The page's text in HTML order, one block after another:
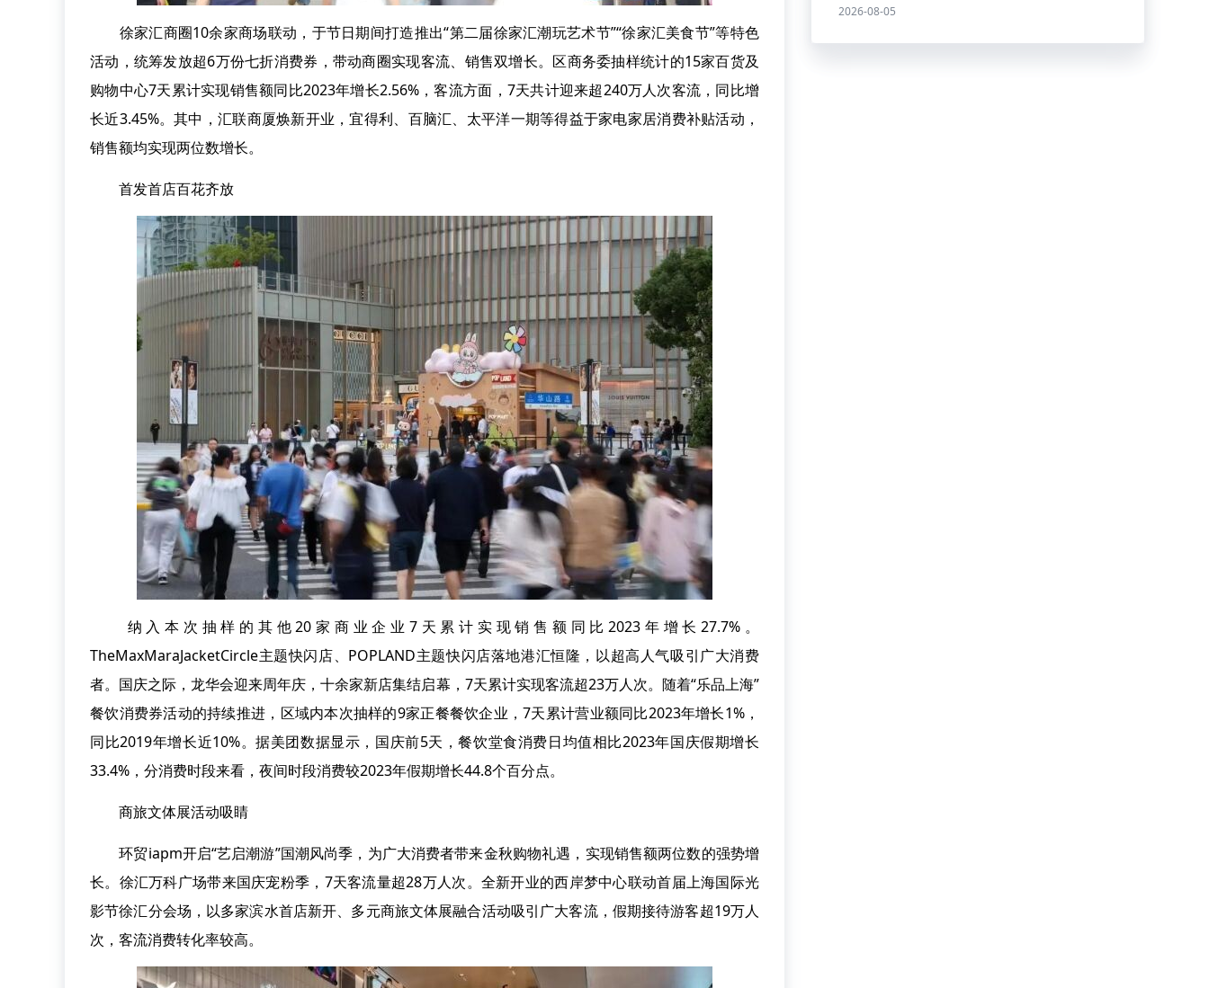
徐家汇商圈10余家商场联动，于节日期间打造推出“第二届徐家汇潮玩艺术节”“徐家汇美食节”等特色
活动，统筹发放超6万份七折消费券，带动商圈实现客流、销售双增长。区商务委抽样统计的15家百货及
购物中心7天累计实现销售额同比2023年增长2.56%，客流方面，7天共计迎来超240万人次客流，同比增
长近3.45%。其中，汇联商厦焕新开业，宜得利、百脑汇、太平洋一期等得益于家电家居消费补贴活动，
销售额均实现两位数增长。
首发首店百花齐放
纳入本次抽样的其他20家商业企业7天累计实现销售额同比2023年增长27.7%。
TheMaxMaraJacketCircle主题快闪店、POPLAND主题快闪店落地港汇恒隆，以超高人气吸引广大消费
者。国庆之际，龙华会迎来周年庆，十余家新店集结启幕，7天累计实现客流超23万人次。随着“乐品上海”
餐饮消费券活动的持续推进，区域内本次抽样的9家正餐餐饮企业，7天累计营业额同比2023年增长1%，
同比2019年增长近10%。据美团数据显示，国庆前5天，餐饮堂食消费日均值相比2023年国庆假期增长
33.4%，分消费时段来看，夜间时段消费较2023年假期增长44.8个百分点。
商旅文体展活动吸睛
环贸iapm开启“艺启潮游”国潮风尚季，为广大消费者带来金秋购物礼遇，实现销售额两位数的强势增
长。徐汇万科广场带来国庆宠粉季，7天客流量超28万人次。全新开业的西岸梦中心联动首届上海国际光
影节徐汇分会场，以多家滨水首店新开、多元商旅文体展融合活动吸引广大客流，假期接待游客超19万人
次，客流消费转化率较高。
2026-08-05